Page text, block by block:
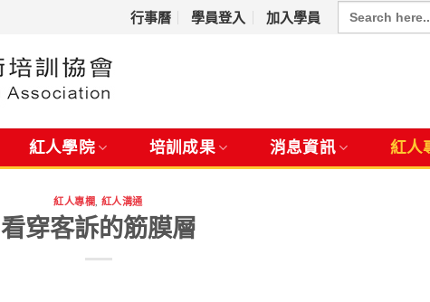
行事曆 學員登入 加入學員
Search
for:
紅人學院 培訓成果 消息資訊 紅人
紅人專欄 紅人溝通
看穿客訴的筋膜層